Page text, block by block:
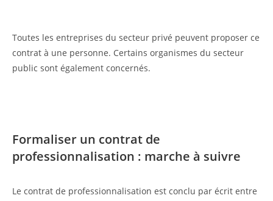
Toutes les entreprises du secteur privé peuvent proposer ce
contrat à une personne. Certains organismes du secteur
public sont également concernés.
Formaliser un contrat de
professionnalisation : marche à suivre
Le contrat de professionnalisation est conclu par écrit entre